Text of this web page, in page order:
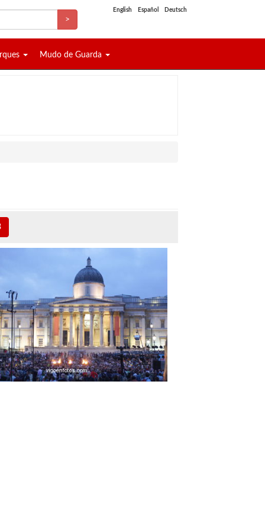
>
English Español Deutsch
Mudo de Guarda